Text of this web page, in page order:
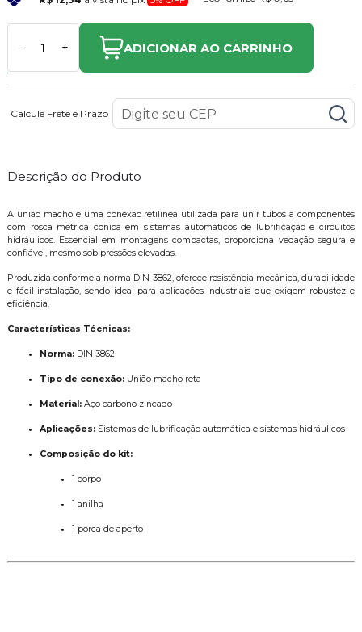
- + ADICIONAR AO CARRINHO
Calcule Frete e Prazo
Descrição do Produto
A união macho é uma conexão retilínea utilizada para unir tubos a componentes
com rosca métrica cônica em sistemas automáticos de lubrificação e circuitos
hidráulicos. Essencial em montagens compactas, proporciona vedação segura e
confiável, mesmo sob pressões elevadas.
Produzida conforme a norma DIN 3862, oferece resistência mecânica, durabilidade
e fácil instalação, sendo ideal para aplicações industriais que exigem robustez e
eficiência.
Características Técnicas:
Norma:DIN 3862
Tipo de conexão:União macho reta
Material:Aço carbono zincado
Aplicações:Sistemas de lubrificação automática e sistemas hidráulicos
Composição do kit:
1 corpo
1 anilha
1 porca de aperto